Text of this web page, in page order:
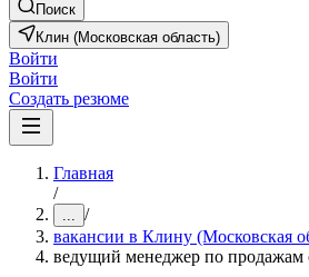
Поиск
Клин (Московская область)
Войти
Войти
Создать резюме
Главная
/
... /
вакансии в Клину (Московская
ведущий менеджер по продажам